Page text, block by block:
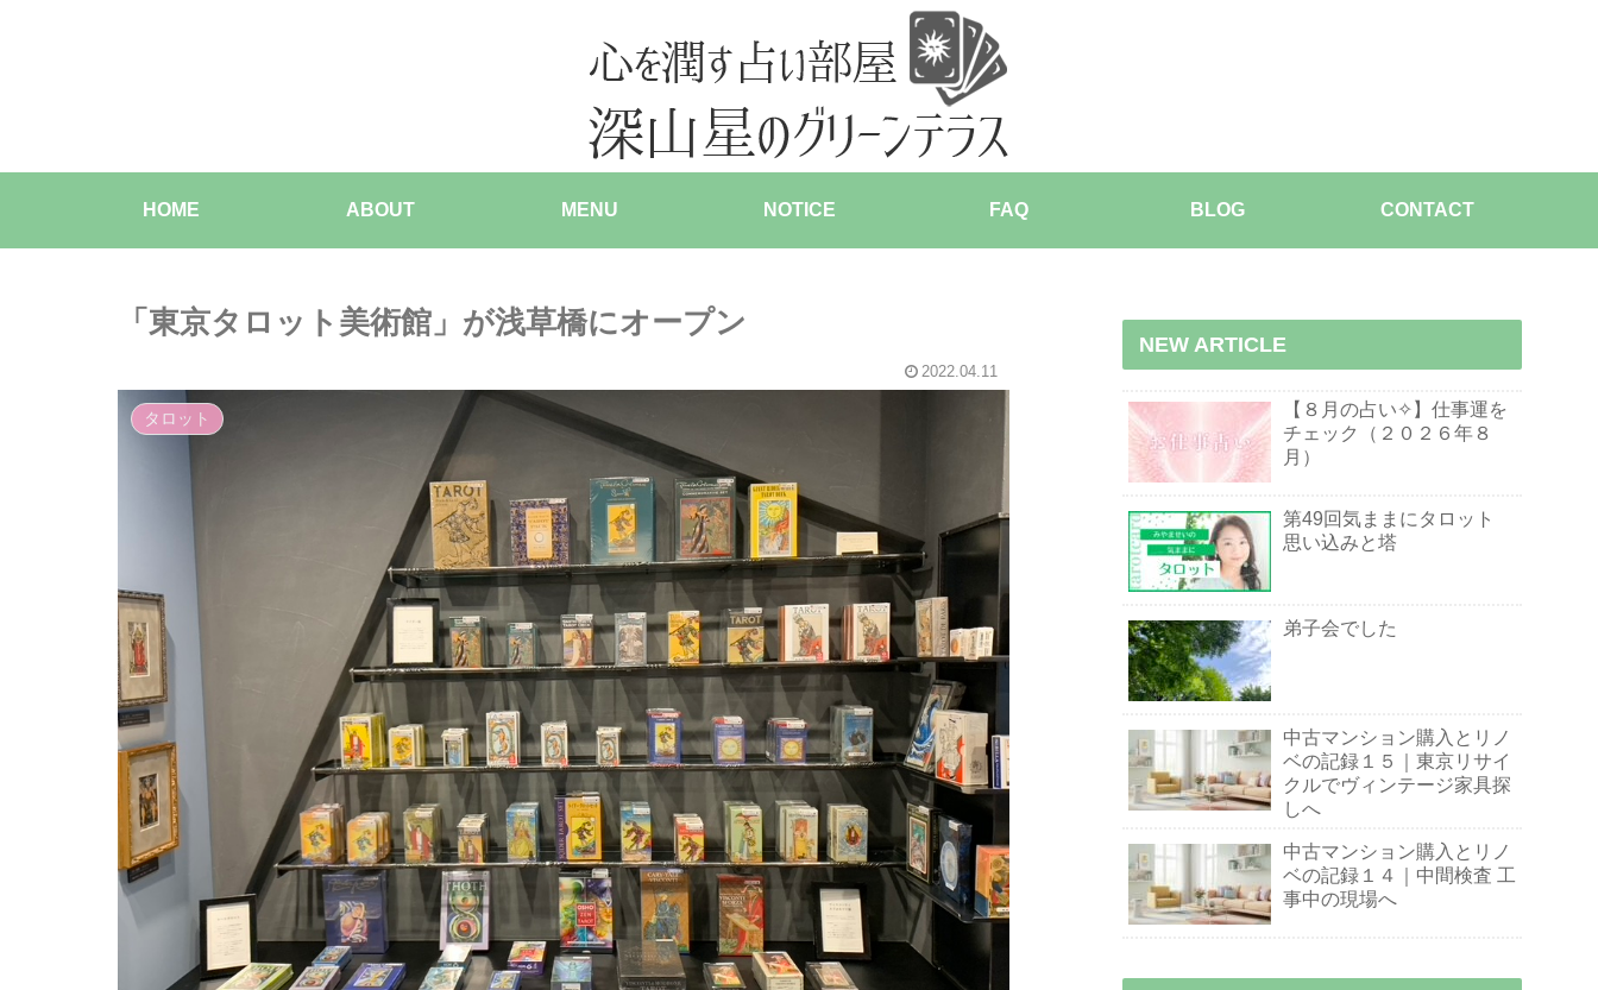
HOME ABOUT MENU NOTICE FAQ BLOG CONTACT
「東京タロット美術館」が浅草橋にオープン
2022.04.11
タロット
NEW ARTICLE
【８月の占い✧】仕事運を
チェック（２０２６年８
月）
第49回気ままにタロット
思い込みと塔
弟子会でした
中古マンション購入とリノ
ベの記録１５｜東京リサイ
クルでヴィンテージ家具探
しへ
中古マンション購入とリノ
ベの記録１４｜中間検査 工
事中の現場へ